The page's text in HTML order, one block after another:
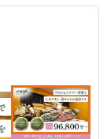
ズナブルで